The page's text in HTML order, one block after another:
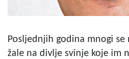
Posljednjih godina mnogi
žale na divlje svinje koje im